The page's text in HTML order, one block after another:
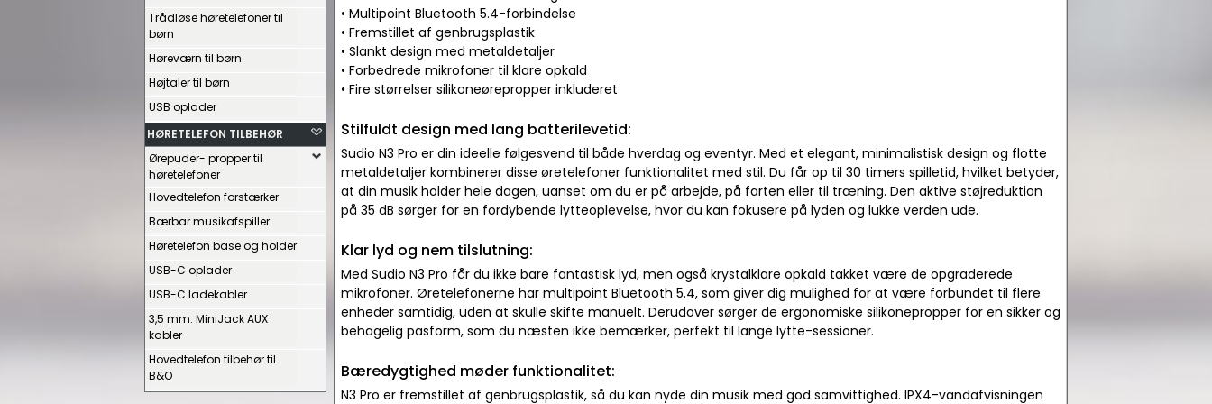
Trådløse høretelefoner til
børn
Høreværn til børn
Højtaler til børn
USB oplader
HØRETELEFON TILBEHØR
Ørepuder- propper til
høretelefoner
Hovedtelefon forstærker
Bærbar musikafspiller
Høretelefon base og holder
USB-C oplader
USB-C ladekabler
3,5 mm. MiniJack AUX
kabler
Hovedtelefon tilbehør til
B&O
• Multipoint Bluetooth 5.4-forbindelse
• Fremstillet af genbrugsplastik
• Slankt design med metaldetaljer
• Forbedrede mikrofoner til klare opkald
• Fire størrelser silikoneørepropper inkluderet
Stilfuldt design med lang batterilevetid:
Sudio N3 Pro er din ideelle følgesvend til både hverdag og eventyr. Med et elegant, minimalistisk design og flotte
metaldetaljer kombinerer disse øretelefoner funktionalitet med stil. Du får op til 30 timers spilletid, hvilket betyder,
at din musik holder hele dagen, uanset om du er på arbejde, på farten eller til træning. Den aktive støjreduktion
på 35 dB sørger for en fordybende lytteoplevelse, hvor du kan fokusere på lyden og lukke verden ude.
Klar lyd og nem tilslutning:
Med Sudio N3 Pro får du ikke bare fantastisk lyd, men også krystalklare opkald takket være de opgraderede
mikrofoner. Øretelefonerne har multipoint Bluetooth 5.4, som giver dig mulighed for at være forbundet til flere
enheder samtidig, uden at skulle skifte manuelt. Derudover sørger de ergonomiske silikonepropper for en sikker og
behagelig pasform, som du næsten ikke bemærker, perfekt til lange lytte-sessioner.
Bæredygtighed møder funktionalitet:
N3 Pro er fremstillet af genbrugsplastik, så du kan nyde din musik med god samvittighed. IPX4-vandafvisningen